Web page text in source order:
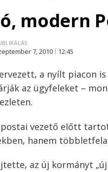
modern
7, 2010 12:45
a nyílt piacon
az ügyfeleket –
vezető előtt
hanem
az új kormányt